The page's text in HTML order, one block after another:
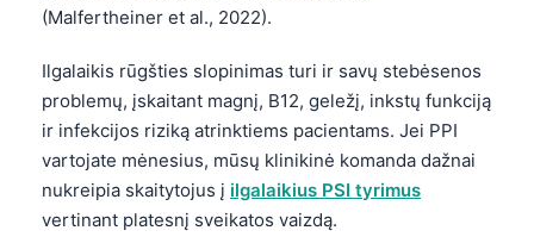
(Malfertheiner et al., 2022).
Ilgalaikis rūgšties slopinimas turi ir savų stebėsenos
problemų, įskaitant magnį, B12, geležį, inkstų funkciją
ir infekcijos riziką atrinktiems pacientams. Jei PPI
vartojate mėnesius, mūsų klinikinė komanda dažnai
nukreipia skaitytojus į ilgalaikius PSI tyrimus
vertinant platesnį sveikatos vaizdą.